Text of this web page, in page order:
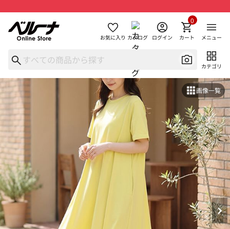
お気に入り カタログ ログイン カート
0
メニュー
カテゴリ
画像一覧